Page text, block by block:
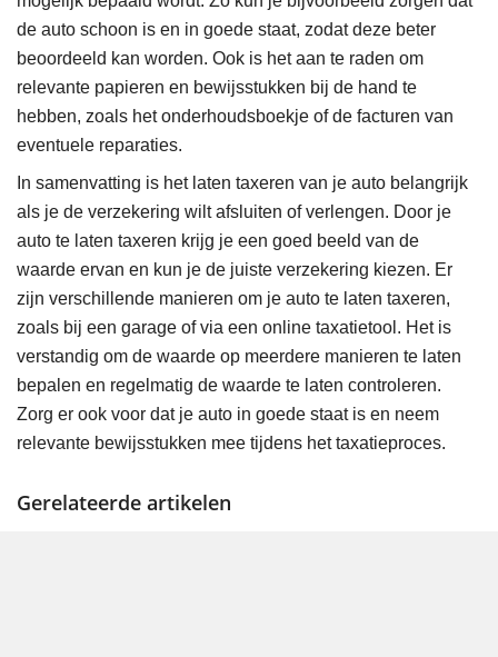
de auto schoon is en in goede staat, zodat deze beter
beoordeeld kan worden. Ook is het aan te raden om
relevante papieren en bewijsstukken bij de hand te
hebben, zoals het onderhoudsboekje of de facturen van
eventuele reparaties.
In samenvatting is het laten taxeren van je auto belangrijk
als je de verzekering wilt afsluiten of verlengen. Door je
auto te laten taxeren krijg je een goed beeld van de
waarde ervan en kun je de juiste verzekering kiezen. Er
zijn verschillende manieren om je auto te laten taxeren,
zoals bij een garage of via een online taxatietool. Het is
verstandig om de waarde op meerdere manieren te laten
bepalen en regelmatig de waarde te laten controleren.
Zorg er ook voor dat je auto in goede staat is en neem
relevante bewijsstukken mee tijdens het taxatieproces.
Gerelateerde artikelen